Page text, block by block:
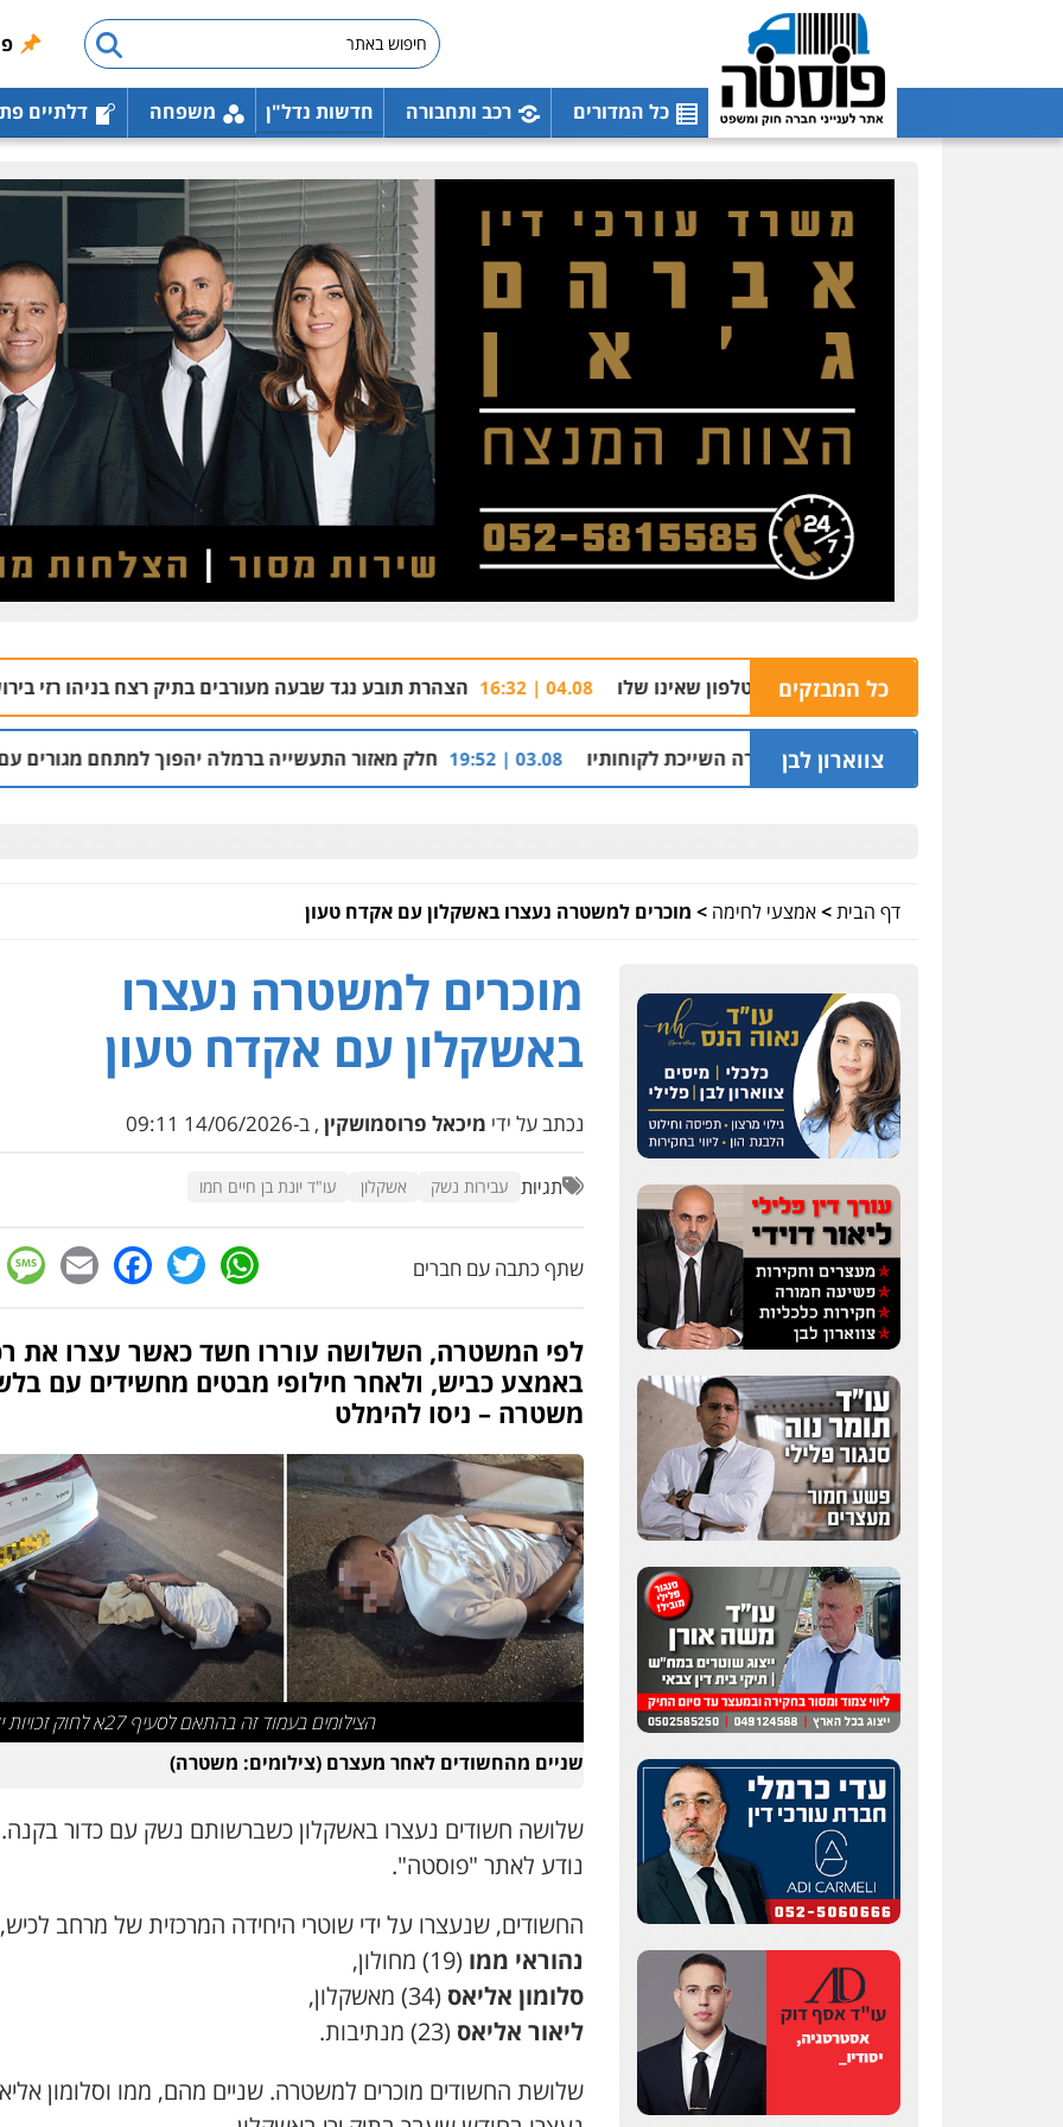
כל המדורים רכב ותחבורה חדשות נדל"ן משפחה דלתיים
כל המבזקים 04.08 | 16:32 הצהרת תובע נגד שבעה מעורבים בתיק רצח בניהו רזי בירושלים 04.08 | 13:37
צווארון לבן
מיליון שקל על דירה השייכת לקוחותיו 03.08 | 19:52 חלק מאזור התעשייה ברמלה יהפוך למתחם מגורים עם 1,700 יחידות דיור
דף הבית>אמצעי לחימה > מוכרים למשטרה נעצרו באשקלון עם אקדח טעון
מוכרים למשטרה נעצרו
באשקלון עם אקדח טעון
נכתב על ידי מיכאל פרוסמושקין , ב-14/06/2026 09:11
תגיות עבירות נשק אשקלון עו"ד יונת בן חיים חמו
שתף כתבה עם חברים WhatsApp
Twitter
לפי המשטרה, השלושה עוררו חשד כאשר עצרו את
באמצע כביש, ולאחר חילופי מבטים מחשידים עם
משטרה – ניסו להימלט
הצילומים בעמוד זה בהתאם לסעיף 27א לחוק זכויות יוצרים
שניים מהחשודים לאחר מעצרם (צילומים: משטרה)
שלושה חשודים נעצרו באשקלון כשברשותם נשק עם כדור
נודע לאתר "פוסטה".
החשודים, שנעצרו על ידי שוטרי היחידה המרכזית של מרחב
נהוראי ממו (19) מחולון,
סלומון אליאס (34) מאשקלון,
ליאור אליאס (23) מנתיבות.
שלושת החשודים מוכרים למשטרה. שניים מהם, ממו וסלומון